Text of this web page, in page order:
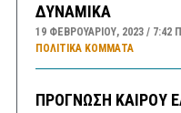
ΔΥΝΑΜΙΚΑ
19 ΦΕΒΡΟΥΑΡΊΟΥ, 2023 7:42
ΠΟΛΙΤΙΚΆ ΚΌΜΜΑΤΑ
ΠΡΟΓΝΩΣΗ ΚΑΙΡΟΥ